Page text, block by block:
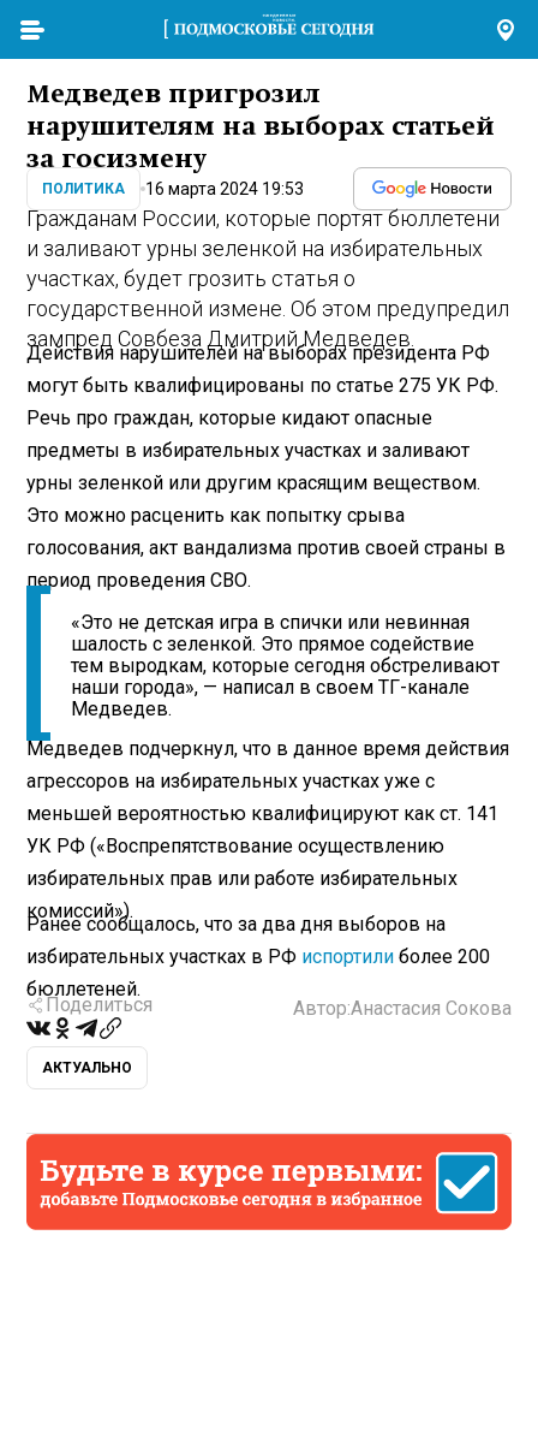
Медведев пригрозил
нарушителям на выборах статьей
за госизмену
ПОЛИТИКА 16 марта 2024 19:53
Гражданам России, которые портят бюллетени
и заливают урны зеленкой на избирательных
участках, будет грозить статья о
государственной измене. Об этом предупредил
зампред Совбеза Дмитрий Медведев.
Действия нарушителей на выборах президента РФ
могут быть квалифицированы по статье 275 УК РФ.
Речь про граждан, которые кидают опасные
предметы в избирательных участках и заливают
урны зеленкой или другим красящим веществом.
Это можно расценить как попытку срыва
голосования, акт вандализма против своей страны в
период проведения СВО.
«Это не детская игра в спички или невинная
шалость с зеленкой. Это прямое содействие
тем выродкам, которые сегодня обстреливают
наши города», — написал в своем ТГ-канале
Медведев.
Медведев подчеркнул, что в данное время действия
агрессоров на избирательных участках уже с
меньшей вероятностью квалифицируют как ст. 141
УК РФ («Воспрепятствование осуществлению
избирательных прав или работе избирательных
комиссий»).
Ранее сообщалось, что за два дня выборов на
избирательных участках в РФ испортилиболее 200
бюллетеней.
Поделиться Автор:Анастасия Сокова
АКТУАЛЬНО